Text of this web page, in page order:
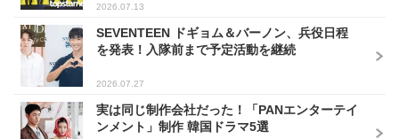
2026.07.13
SEVENTEEN ドギョム＆バーノン、兵役日程
を発表！入隊前まで予定活動を継続
2026.07.27
実は同じ制作会社だった！「PANエンターテイ
ンメント」制作 韓国ドラマ5選